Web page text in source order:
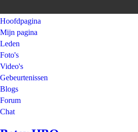
Hoofdpagina
Mijn pagina
Leden
Foto's
Video's
Gebeurtenissen
Blogs
Forum
Chat